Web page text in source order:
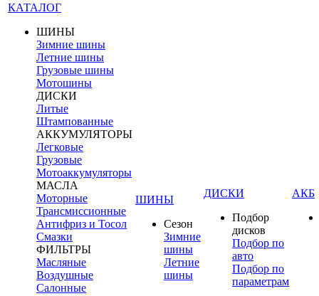
КАТАЛОГ
ШИНЫ
Зимние шины
Летние шины
Грузовые шины
Мотошины
ДИСКИ
Литые
Штампованные
АККУМУЛЯТОРЫ
Легковые
Грузовые
Мотоаккумуляторы
МАСЛА
Моторные
Трансмиссионные
Антифриз и Тосол
Смазки
ФИЛЬТРЫ
Масляные
Воздушные
Салонные
ШИНЫ
Сезон
Зимние
шины
Летние
шины
ДИСКИ
Подбор
дисков
Подбор по
авто
Подбор по
параметрам
АКБ